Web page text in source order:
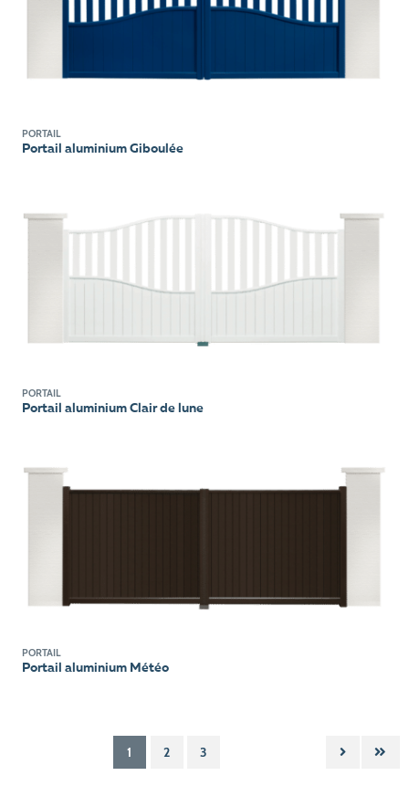
PORTAIL
Portail aluminium Giboulée
PORTAIL
Portail aluminium Clair de lune
PORTAIL
Portail aluminium Météo
1 2 3